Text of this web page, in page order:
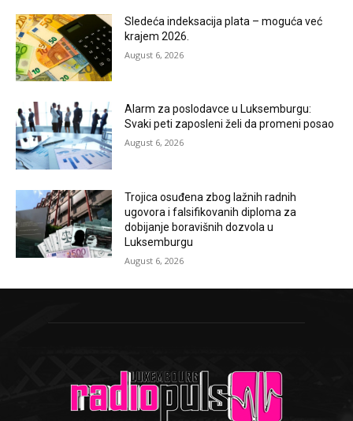
Sledeća indeksacija plata – moguća već
krajem 2026.
August 6, 2026
Alarm za poslodavce u Luksemburgu:
Svaki peti zaposleni želi da promeni posao
August 6, 2026
Trojica osuđena zbog lažnih radnih
ugovora i falsifikovanih diploma za
dobijanje boravišnih dozvola u
Luksemburgu
August 6, 2026